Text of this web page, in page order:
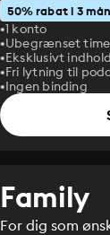
50% rabat i 3
1 konto
Ubegrænset
Eksklusivt
Fri lytning til
Ingen binding
Family
For dig som